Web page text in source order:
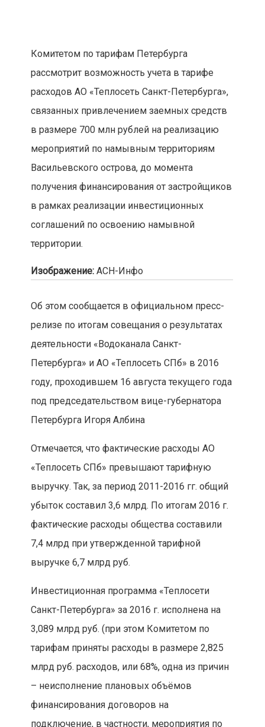
Комитетом по тарифам Петербурга
рассмотрит возможность учета в тарифе
расходов АО «Теплосеть Санкт-Петербурга»,
связанных привлечением заемных средств
в размере 700 млн рублей на реализацию
мероприятий по намывным территориям
Васильевского острова, до момента
получения финансирования от застройщиков
в рамках реализации инвестиционных
соглашений по освоению намывной
территории.
Изображение: АСН-Инфо
Об этом сообщается в официальном пресс-
релизе по итогам совещания о результатах
деятельности «Водоканала Санкт-
Петербурга» и АО «Теплосеть СПб» в 2016
году, проходившем 16 августа текущего года
под председательством вице-губернатора
Петербурга Игоря Албина
Отмечается, что фактические расходы АО
«Теплосеть СПб» превышают тарифную
выручку. Так, за период 2011-2016 гг. общий
убыток составил 3,6 млрд. По итогам 2016 г.
фактические расходы общества составили
7,4 млрд при утвержденной тарифной
выручке 6,7 млрд руб.
Инвестиционная программа «Теплосети
Санкт-Петербурга» за 2016 г. исполнена на
3,089 млрд руб. (при этом Комитетом по
тарифам приняты расходы в размере 2,825
млрд руб. расходов, или 68%, одна из причин
– неисполнение плановых объёмов
финансирования договоров на
подключение, в частности, мероприятия по